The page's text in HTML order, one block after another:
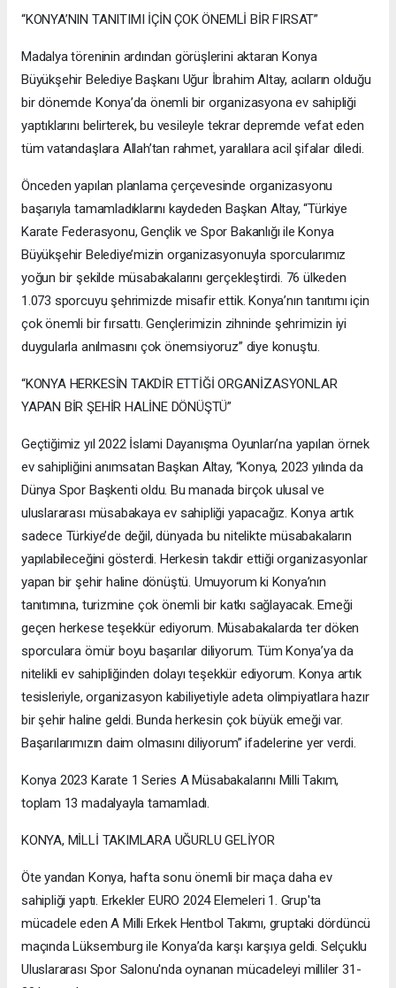
“KONYA’NIN TANITIMI İÇİN ÇOK ÖNEMLİ BİR FIRSAT”
Madalya töreninin ardından görüşlerini aktaran Konya
Büyükşehir Belediye Başkanı Uğur İbrahim Altay, acıların olduğu
bir dönemde Konya’da önemli bir organizasyona ev sahipliği
yaptıklarını belirterek, bu vesileyle tekrar depremde vefat eden
tüm vatandaşlara Allah’tan rahmet, yaralılara acil şifalar diledi.
Önceden yapılan planlama çerçevesinde organizasyonu
başarıyla tamamladıklarını kaydeden Başkan Altay, “Türkiye
Karate Federasyonu, Gençlik ve Spor Bakanlığı ile Konya
Büyükşehir Belediye’mizin organizasyonuyla sporcularımız
yoğun bir şekilde müsabakalarını gerçekleştirdi. 76 ülkeden
1.073 sporcuyu şehrimizde misafir ettik. Konya’nın tanıtımı için
çok önemli bir fırsattı. Gençlerimizin zihninde şehrimizin iyi
duygularla anılmasını çok önemsiyoruz” diye konuştu.
“KONYA HERKESİN TAKDİR ETTİĞİ ORGANİZASYONLAR
YAPAN BİR ŞEHİR HALİNE DÖNÜŞTÜ”
Geçtiğimiz yıl 2022 İslami Dayanışma Oyunları’na yapılan örnek
ev sahipliğini anımsatan Başkan Altay, “Konya, 2023 yılında da
Dünya Spor Başkenti oldu. Bu manada birçok ulusal ve
uluslararası müsabakaya ev sahipliği yapacağız. Konya artık
sadece Türkiye’de değil, dünyada bu nitelikte müsabakaların
yapılabileceğini gösterdi. Herkesin takdir ettiği organizasyonlar
yapan bir şehir haline dönüştü. Umuyorum ki Konya’nın
tanıtımına, turizmine çok önemli bir katkı sağlayacak. Emeği
geçen herkese teşekkür ediyorum. Müsabakalarda ter döken
sporculara ömür boyu başarılar diliyorum. Tüm Konya’ya da
nitelikli ev sahipliğinden dolayı teşekkür ediyorum. Konya artık
tesisleriyle, organizasyon kabiliyetiyle adeta olimpiyatlara hazır
bir şehir haline geldi. Bunda herkesin çok büyük emeği var.
Başarılarımızın daim olmasını diliyorum” ifadelerine yer verdi.
Konya 2023 Karate 1 Series A Müsabakalarını Milli Takım,
toplam 13 madalyayla tamamladı.
KONYA, MİLLİ TAKIMLARA UĞURLU GELİYOR
Öte yandan Konya, hafta sonu önemli bir maça daha ev
sahipliği yaptı. Erkekler EURO 2024 Elemeleri 1. Grup'ta
mücadele eden A Milli Erkek Hentbol Takımı, gruptaki dördüncü
maçında Lüksemburg ile Konya’da karşı karşıya geldi. Selçuklu
Uluslararası Spor Salonu'nda oynanan mücadeleyi milliler 31-